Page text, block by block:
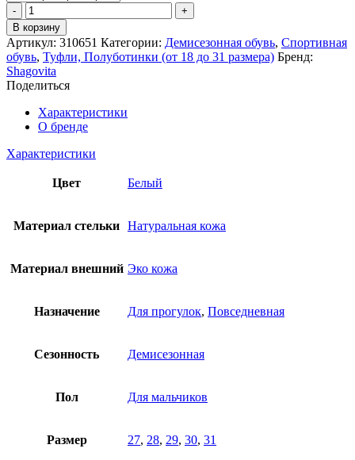
Количество
товара
Кроссовки
Шаговита
В корзину
Артикул: 310651 Категории: Демисезонная обувь, Спортивная
обувь, Туфли, Полуботинки (от 18 до 31 размера) Бренд:
Shagovita
Поделиться
Характеристики
О бренде
Характеристики
Цвет Белый
Материал стельки Натуральная кожа
Материал внешний Эко кожа
Назначение Для прогулок, Повседневная
Сезонность Демисезонная
Пол Для мальчиков
Размер 27, 28, 29, 30, 31